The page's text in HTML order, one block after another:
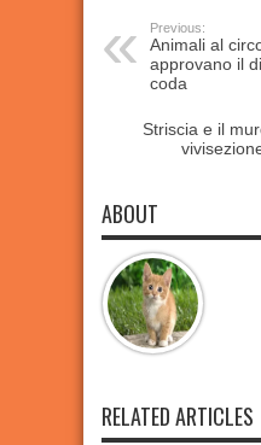
Previous:
Animali al
approvano il
coda
Striscia e il
ABOUT
RELATED ARTICLES